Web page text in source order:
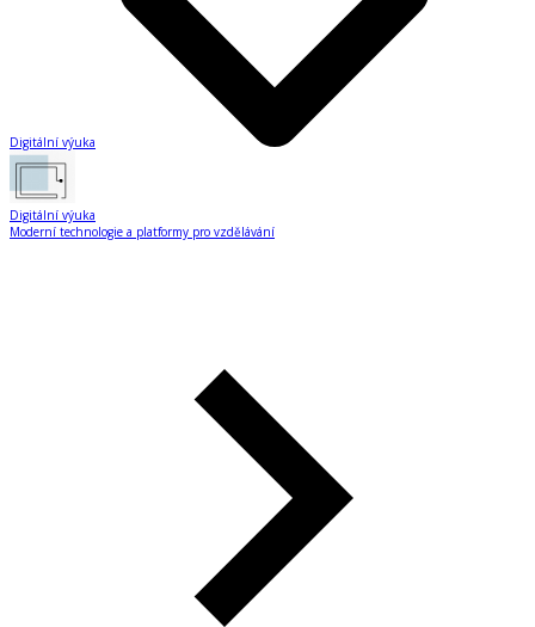
Digitální výuka
Digitální výuka
Moderní technologie a platformy pro vzdělávání